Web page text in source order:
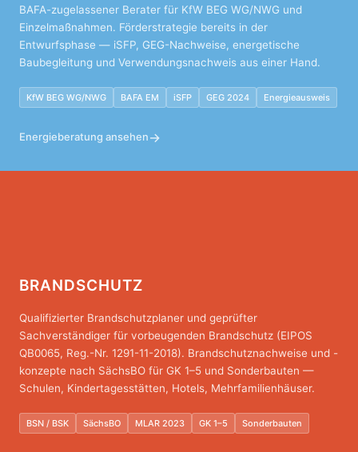
BAFA-zugelassener Berater für KfW BEG WG/NWG und
Einzelmaßnahmen. Förderstrategie bereits in der
Entwurfsphase — iSFP, GEG-Nachweise, energetische
Baubegleitung und Verwendungsnachweis aus einer Hand.
KfW BEG WG/NWG BAFA EM iSFP GEG 2024 Energieausweis
Energieberatung ansehen→
BRANDSCHUTZ
Qualifizierter Brandschutzplaner und geprüfter
Sachverständiger für vorbeugenden Brandschutz (EIPOS
QB0065, Reg.-Nr. 1291-11-2018). Brandschutznachweise und -
konzepte nach SächsBO für GK 1–5 und Sonderbauten —
Schulen, Kindertagesstätten, Hotels, Mehrfamilienhäuser.
BSN / BSK SächsBO MLAR 2023 GK 1–5 Sonderbauten